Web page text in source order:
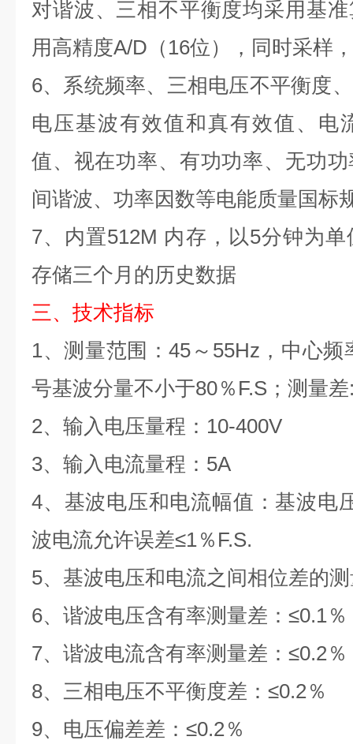
对谐波、三相不平衡度均采用基
用高精度A/D （ 16位），同时采样
6、系统频率、三相电压不平衡度
电压基波有效值和真有效值、电
值、视在功率、有功功率、无功
间谐波、功率因数等电能质量国标
7、内置512M 内存，以5分钟为单
存储三个月的历史数据
三、 技术指标
1、测量范围：45～55Hz，中心频
号基波分量不小于80％F.S ； 测量差
2、 输入电压量程： 10-400V
3、 输入电流量程： 5A
4、 基波电压和电流幅值：基波电
波电流允许误差≤1％F.S.
5、 基波电压和电流之间相位差的
6、 谐波电压含有率测量差： ≤0.1％
7、 谐波电流含有率测量差： ≤0.2％
8、 三相电压不平衡度差： ≤0.2％
9、 电压偏差差： ≤0.2％